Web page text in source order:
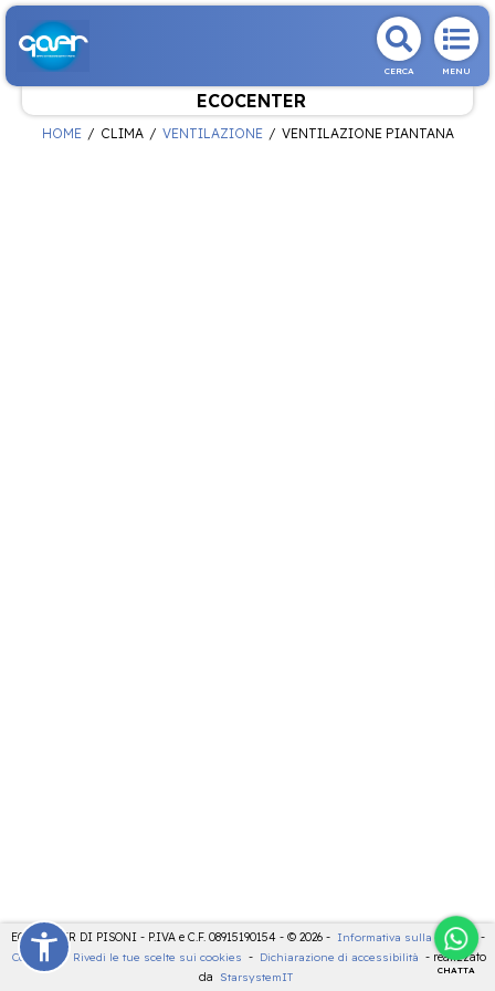
CERCA MENU
ECOCENTER
CHATTA
HOME CLIMA VENTILAZIONE VENTILAZIONE PIANTANA
ECOCENTER DI PISONI - P.IVA e C.F. 08915190154 - © 2026 - Informativa sulla privacy
-
Cookies
- Rivedi le tue scelte sui cookies - Dichiarazione di accessibilità - realizzato
da
StarsystemIT